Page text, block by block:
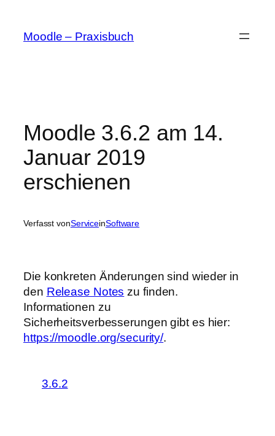
springen
Moodle – Praxisbuch
Moodle 3.6.2 am 14.
Januar 2019
erschienen
Verfasst vonServiceinSoftware
Die konkreten Änderungen sind wieder in
den Release Notes zu finden.
Informationen zu
Sicherheitsverbesserungen gibt es hier:
https://moodle.org/security/.
3.6.2